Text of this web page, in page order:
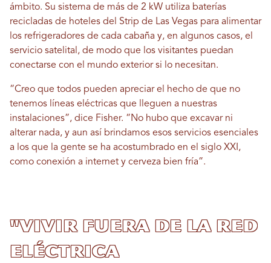
ámbito. Su sistema de más de 2 kW utiliza baterías
recicladas de hoteles del Strip de Las Vegas para alimentar
los refrigeradores de cada cabaña y, en algunos casos, el
servicio satelital, de modo que los visitantes puedan
conectarse con el mundo exterior si lo necesitan.
“Creo que todos pueden apreciar el hecho de que no
tenemos líneas eléctricas que lleguen a nuestras
instalaciones”, dice Fisher. “No hubo que excavar ni
alterar nada, y aun así brindamos esos servicios esenciales
a los que la gente se ha acostumbrado en el siglo XXI,
como conexión a internet y cerveza bien fría”.
"Vivir fuera de la red
eléctrica